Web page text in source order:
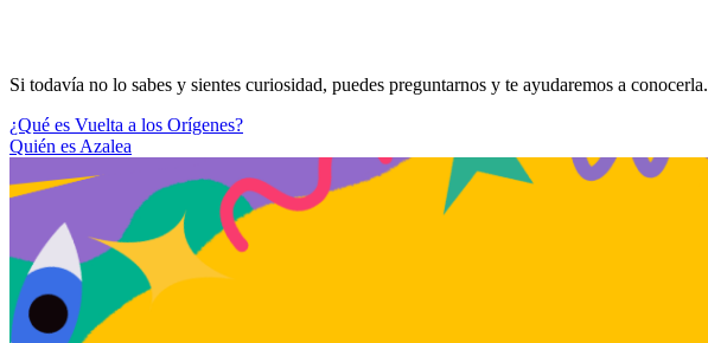
Si todavía no lo sabes y sientes curiosidad, puedes preguntarnos y te ayudaremos a conocerla.
Navegación
de
entradas
¿Qué es Vuelta a los Orígenes?
Quién es Azalea